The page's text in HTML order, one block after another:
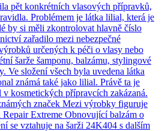
pět konkrétních vlasových přípravků,
Problémem je látka lilial, která je
by si měli zkontrolovat hlavně číslo
zařadilo mezi nebezpečné
určených k péči o vlasy nebo
šarže šamponu, balzámu, stylingové
Ve složení všech byla uvedena látka
známá také jako lilial. Právě ta je
kosmetických přípravcích zakázaná.
značek Mezi výrobky figuruje
Repair Extreme Obnovující balzám o
se vztahuje na šarži 24K404 s dalším